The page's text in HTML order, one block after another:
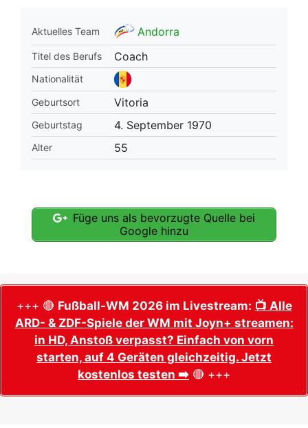
Aktuelles Team Andorra
Titel des Berufs Coach
Nationalität
Geburtsort
Vitoria
Geburtstag 4. September 1970
Alter 55
Füge uns als bevorzugte Quelle bei
Google hinzu
+++ 🔴 Fußball-WM 2026 im Livestream: 📺 Alle
ARD- & ZDF-Spiele der WM mit Joyn+ streamen:
in HD, Anstoß verpasst? Einfach von vorn
starten, auf 4 Geräten gleichzeitig. Jetzt
kostenlos testen ➡️ 🔴 +++